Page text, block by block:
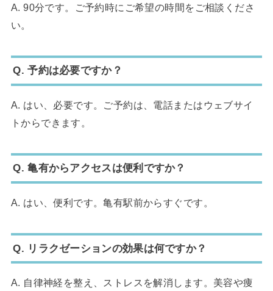
A. 90分です。ご予約時にご希望の時間をご相談くださ
い。
Q. 予約は必要ですか？
A. はい、必要です。ご予約は、電話またはウェブサイ
トからできます。
Q. 亀有からアクセスは便利ですか？
A. はい、便利です。亀有駅前からすぐです。
Q. リラクゼーションの効果は何ですか？
A. 自律神経を整え、ストレスを解消します。美容や痩